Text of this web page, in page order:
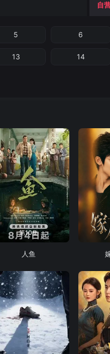
自
5 6
13 14
第10集
人鱼